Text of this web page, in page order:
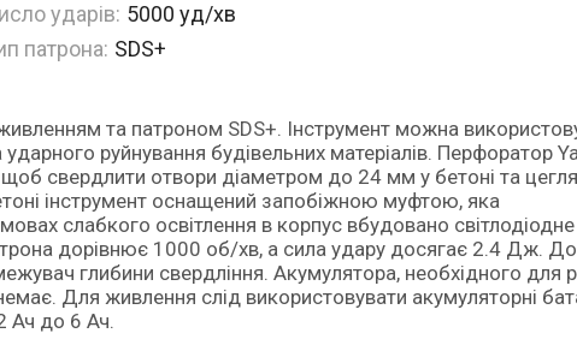
ударів: 5000 уд/хв
патрона: SDS+
руйнування будівельних матеріалів. Перфоратор
свердлити отвори діаметром до 24 мм у бетоні та
інструмент оснащений запобіжною муфтою, яка
слабкого освітлення в корпус вбудовано світлодіодне
дорівнює 1000 об/хв, а сила удару досягає 2.4 Дж. До
глибини свердління. Акумулятора, необхідного для
Для живлення слід використовувати акумуляторні
Ач до 6 Ач.